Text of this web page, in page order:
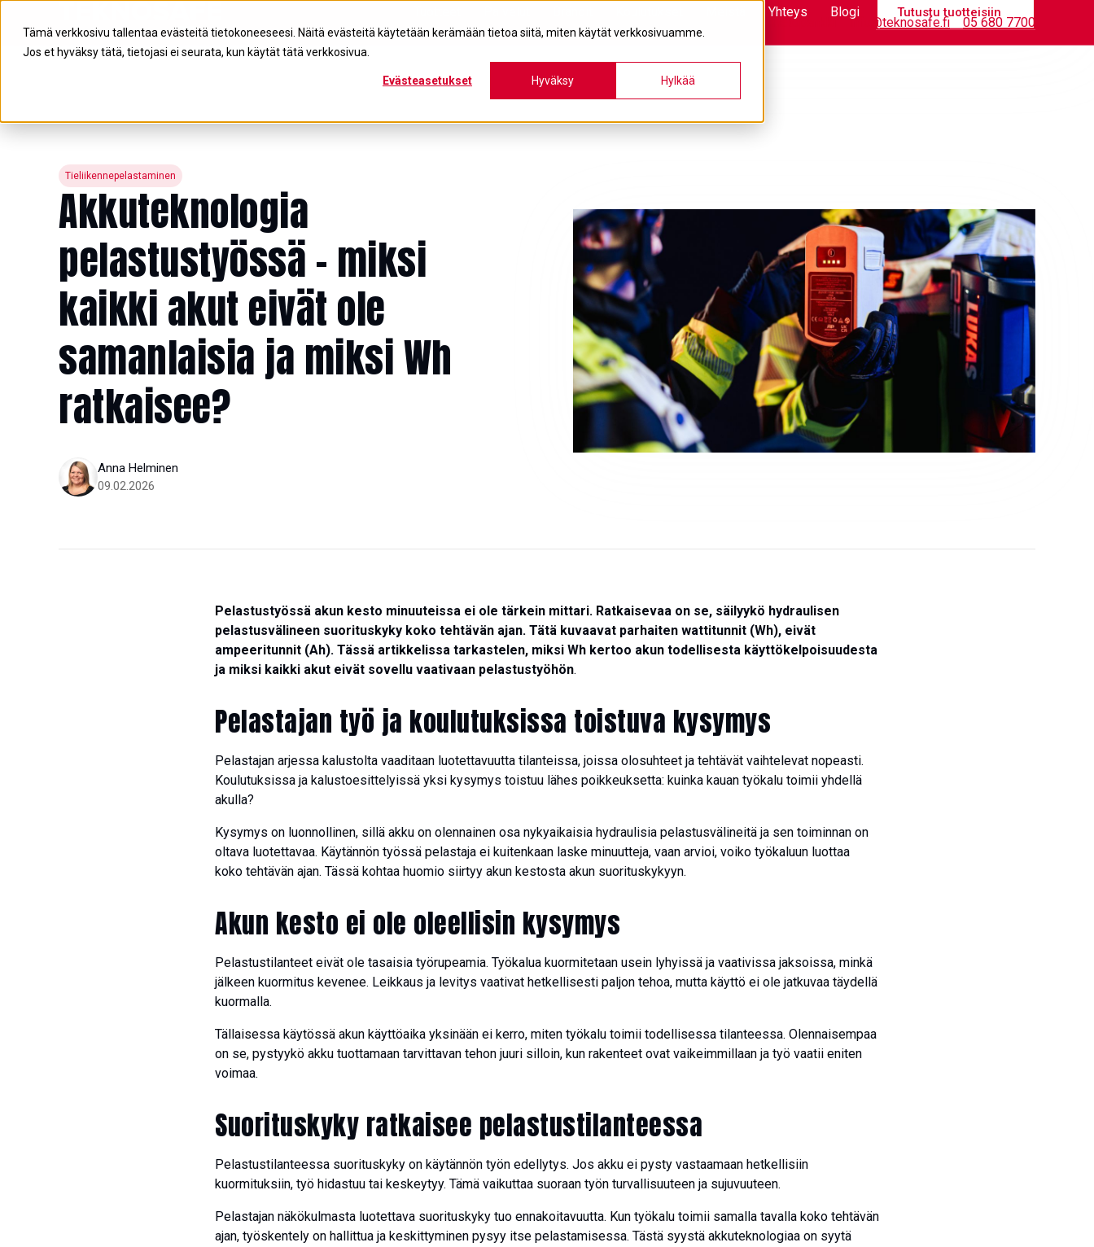
Tämä verkkosivu tallentaa evästeitä tietokoneeseesi. Näitä evästeitä käytetään kerämään tietoa siitä, miten käytät verkkosivuamme.
Jos et hyväksy tätä, tietojasi ei seurata, kun käytät tätä verkkosivua.
Evästeasetukset Hyväksy Hylkää
Tietopankki info@teknosafe.fi 05 680 7700
Yhteys Blogi Tutustu tuotteisiin
Tieliikennepelastaminen
Akkuteknologia
pelastustyössä – miksi
kaikki akut eivät ole
samanlaisia ja miksi Wh
ratkaisee?
Anna Helminen
09.02.2026
Pelastustyössä akun kesto minuuteissa ei ole tärkein mittari. Ratkaisevaa on se, säilyykö hydraulisen
pelastusvälineen suorituskyky koko tehtävän ajan. Tätä kuvaavat parhaiten wattitunnit (Wh), eivät
ampeeritunnit (Ah). Tässä artikkelissa tarkastelen, miksi Wh kertoo akun todellisesta käyttökelpoisuudesta
ja miksi kaikki akut eivät sovellu vaativaan pelastustyöhön.
Pelastajan työ ja koulutuksissa toistuva kysymys
Pelastajan arjessa kalustolta vaaditaan luotettavuutta tilanteissa, joissa olosuhteet ja tehtävät vaihtelevat nopeasti.
Koulutuksissa ja kalustoesittelyissä yksi kysymys toistuu lähes poikkeuksetta: kuinka kauan työkalu toimii yhdellä
akulla?
Kysymys on luonnollinen, sillä akku on olennainen osa nykyaikaisia hydraulisia pelastusvälineitä ja sen toiminnan on
oltava luotettavaa. Käytännön työssä pelastaja ei kuitenkaan laske minuutteja, vaan arvioi, voiko työkaluun luottaa
koko tehtävän ajan. Tässä kohtaa huomio siirtyy akun kestosta akun suorituskykyyn.
Akun kesto ei ole oleellisin kysymys
Pelastustilanteet eivät ole tasaisia työrupeamia. Työkalua kuormitetaan usein lyhyissä ja vaativissa jaksoissa, minkä
jälkeen kuormitus kevenee. Leikkaus ja levitys vaativat hetkellisesti paljon tehoa, mutta käyttö ei ole jatkuvaa täydellä
kuormalla.
Tällaisessa käytössä akun käyttöaika yksinään ei kerro, miten työkalu toimii todellisessa tilanteessa. Olennaisempaa
on se, pystyykö akku tuottamaan tarvittavan tehon juuri silloin, kun rakenteet ovat vaikeimmillaan ja työ vaatii eniten
voimaa.
Suorituskyky ratkaisee pelastustilanteessa
Pelastustilanteessa suorituskyky on käytännön työn edellytys. Jos akku ei pysty vastaamaan hetkellisiin
kuormituksiin, työ hidastuu tai keskeytyy. Tämä vaikuttaa suoraan työn turvallisuuteen ja sujuvuuteen.
Pelastajan näkökulmasta luotettava suorituskyky tuo ennakoitavuutta. Kun työkalu toimii samalla tavalla koko tehtävän
ajan, työskentely on hallittua ja keskittyminen pysyy itse pelastamisessa. Tästä syystä akkuteknologiaa on syytä